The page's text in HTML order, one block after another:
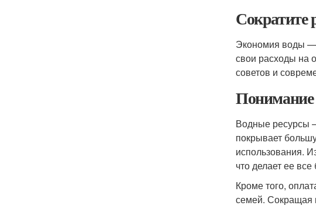
Сократите
Экономия воды —
свои расходы на
советов и
Понимание
Водные ресурсы
покрывает
использования.
что делает ее
Кроме того,
семей. Сокращая